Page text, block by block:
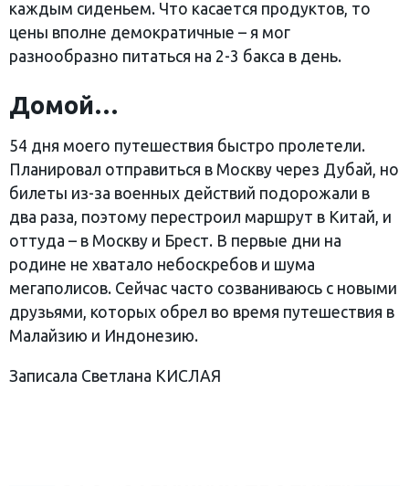
каждым сиденьем. Что касается продуктов, то
цены вполне демократичные – я мог
разнообразно питаться на 2-3 бакса в день.
Домой…
54 дня моего путешествия быстро пролетели.
Планировал отправиться в Москву через Дубай, но
билеты из-за военных действий подорожали в
два раза, поэтому перестроил маршрут в Китай, и
оттуда – в Москву и Брест. В первые дни на
родине не хватало небоскребов и шума
мегаполисов. Сейчас часто созваниваюсь с новыми
друзьями, которых обрел во время путешествия в
Малайзию и Индонезию.
Записала Светлана КИСЛАЯ